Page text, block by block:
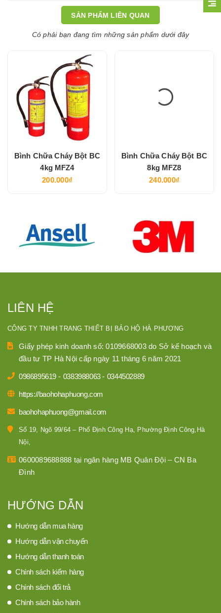
SẢN PHẨM LIÊN QUAN
Có phải bạn đang tìm những sản phẩm dưới đây
Bình Chữa Cháy Bột BC
4kg MFZ4
200.000₫
Bình Chữa Cháy Bột BC
8kg MFZ8
240.000₫
LIÊN HỆ
CÔNG TY TNHH TRANG THIẾT BỊ BẢO HỘ HÀ PHƯƠNG
Giấy phép kinh doanh số: 0109668003 do Sở kế hoạch và
đầu tư TP Hà Nội cấp ngày 11 tháng 6 năm 2021
0986895619 - 0383988063- 0344502889
https://baohohaphuong.com
baohohaphuong@gmail.com
Số 19, Ngõ 99/64 – Phố Định Công Hạ, Phường Định Công,Hà
Nội,
0600089688888 tại ngân hàng MB Quân Đội – CN Ba
Đình
HƯỚNG DẪN
Hướng dẫn mua hàng
Hướng dẫn vận chuyển
Hướng dẫn thanh toán
Chính sách kiểm hàng
Chính sách đổi trả
Chính sách bảo hành